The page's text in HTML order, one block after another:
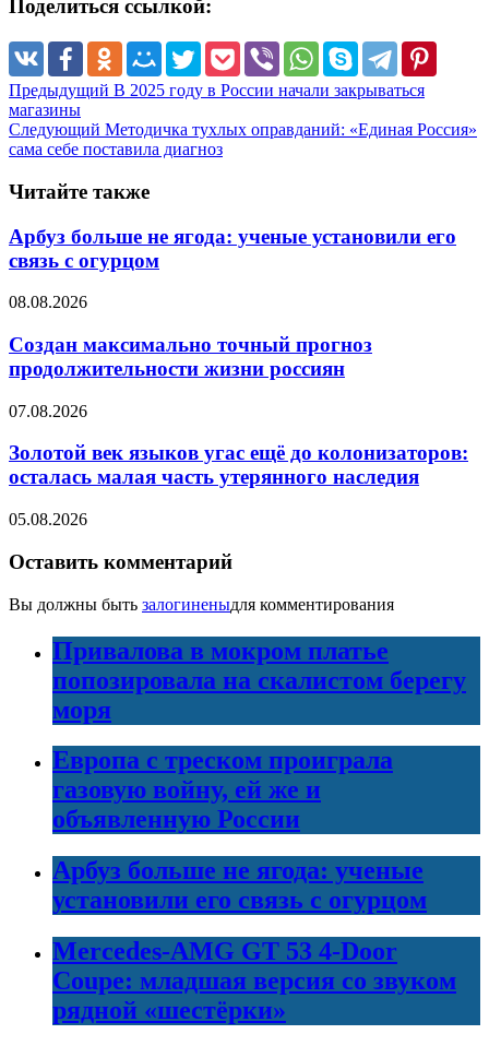
Поделиться ссылкой:
Предыдущий В 2025 году в России начали закрываться
магазины
Следующий Методичка тухлых оправданий: «Единая Россия»
сама себе поставила диагноз
Читайте также
Арбуз больше не ягода: ученые установили его
связь с огурцом
08.08.2026
Создан максимально точный прогноз
продолжительности жизни россиян
07.08.2026
Золотой век языков угас ещё до колонизаторов:
осталась малая часть утерянного наследия
05.08.2026
Оставить комментарий
Вы должны быть залогиненыдля комментирования
Привалова в мокром платье
попозировала на скалистом берегу
моря
Европа с треском проиграла
газовую войну, ей же и
объявленную России
Арбуз больше не ягода: ученые
установили его связь с огурцом
Mercedes-AMG GT 53 4-Door
Coupe: младшая версия со звуком
рядной «шестёрки»